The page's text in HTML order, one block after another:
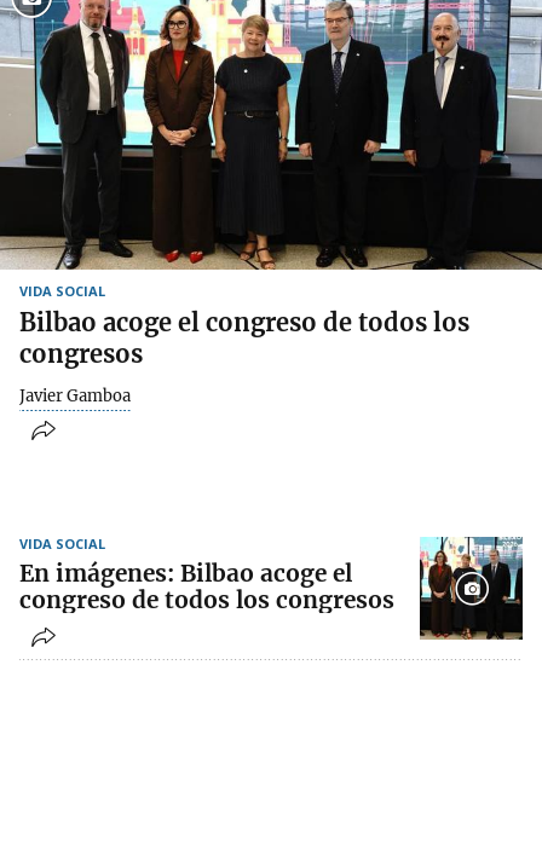
VIDA SOCIAL
Bilbao acoge el congreso de todos los
congresos
Javier Gamboa
VIDA SOCIAL
En imágenes: Bilbao acoge el
congreso de todos los congresos